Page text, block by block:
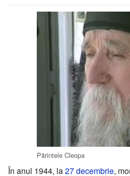
Părintele Cleopa
În anul 1944, la27 decembrie,